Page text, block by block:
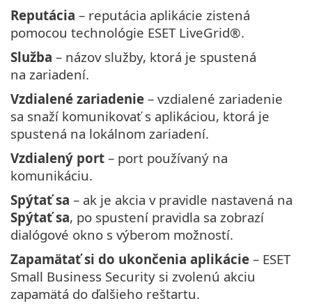
Reputácia – reputácia aplikácie zistená
pomocou technológie ESET LiveGrid®.
Služba – názov služby, ktorá je spustená
na zariadení.
Vzdialené zariadenie – vzdialené zariadenie
sa snaží komunikovať s aplikáciou, ktorá je
spustená na lokálnom zariadení.
Vzdialený port – port používaný na
komunikáciu.
Spýtať sa – ak je akcia v pravidle nastavená na
Spýtať sa, po spustení pravidla sa zobrazí
dialógové okno s výberom možností.
Zapamätať si do ukončenia aplikácie – ESET
Small Business Security si zvolenú akciu
zapamätá do ďalšieho reštartu.